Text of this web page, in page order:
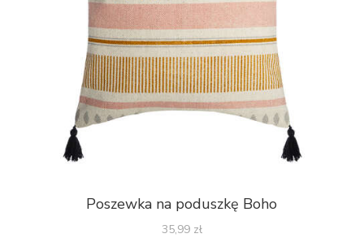
Poszewka na poduszkę Boho
35,99 zł